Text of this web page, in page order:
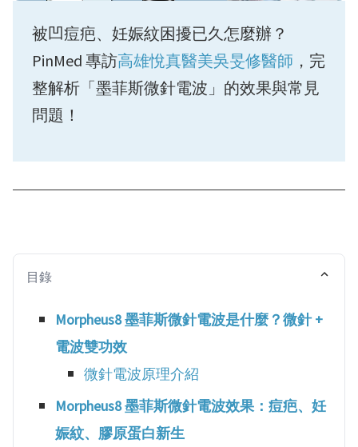
被凹痘疤、妊娠紋困擾已久怎麼辦？
PinMed 專訪高雄悅真醫美吳旻修醫師 ，完
整解析「墨菲斯微針電波」的效果與常見
問題！
目錄
Morpheus8 墨菲斯微針電波是什麼？微針 +
電波雙功效
微針電波原理介紹
Morpheus8 墨菲斯微針電波效果：痘疤、妊
娠紋、膠原蛋白新生